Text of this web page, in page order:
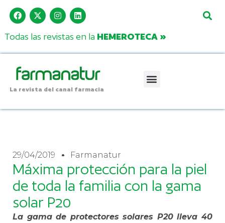
Todas las revistas en la HEMEROTECA »
La revista del canal farmacia
29/04/2019 Farmanatur
Máxima protección para la piel
de toda la familia con la gama
solar P20
La gama de protectores solares P20 lleva 40